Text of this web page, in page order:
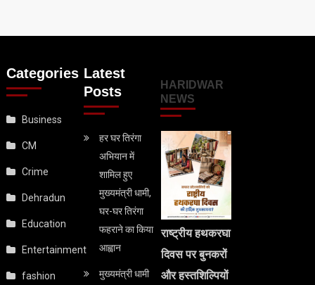
Categories
Business
CM
Crime
Dehradun
Education
Entertainment
fashion
Latest
Posts
हर घर तिरंगा
अभियान में
शामिल हुए
मुख्यमंत्री धामी,
घर-घर तिरंगा
फहराने का किया
आह्वान
मुख्यमंत्री धामी
HARIDWAR
NEWS
राष्ट्रीय हथकरघा
दिवस पर बुनकरों
और हस्तशिल्पियों